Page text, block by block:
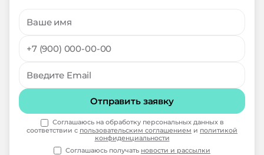
Отправить заявку
Соглашаюсь на обработку персональных данных в
соответствии с пользовательским соглашением и политикой
конфиденциальности
Соглашаюсь получать новости и рассылки